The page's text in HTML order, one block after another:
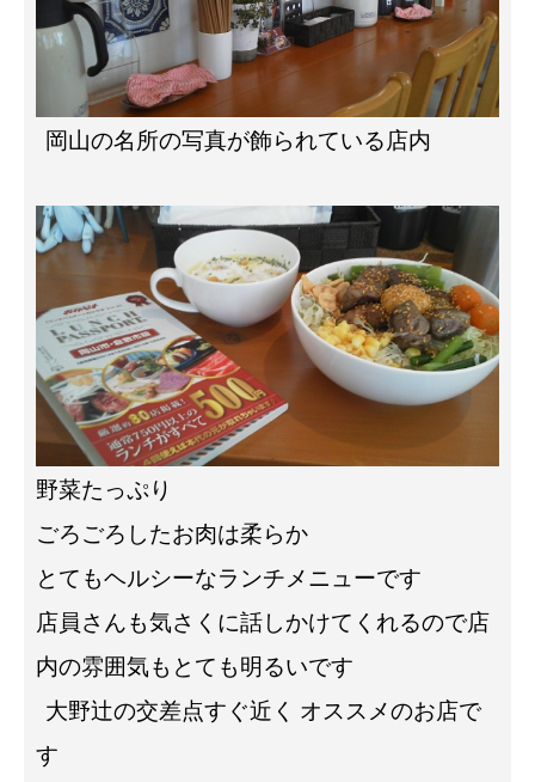
岡山の名所の写真が飾られている店内
野菜たっぷり
ごろごろしたお肉は柔らか
とてもヘルシーなランチメニューです
店員さんも気さくに話しかけてくれるので店
内の雰囲気もとても明るいです
大野辻の交差点すぐ近く オススメのお店で
す